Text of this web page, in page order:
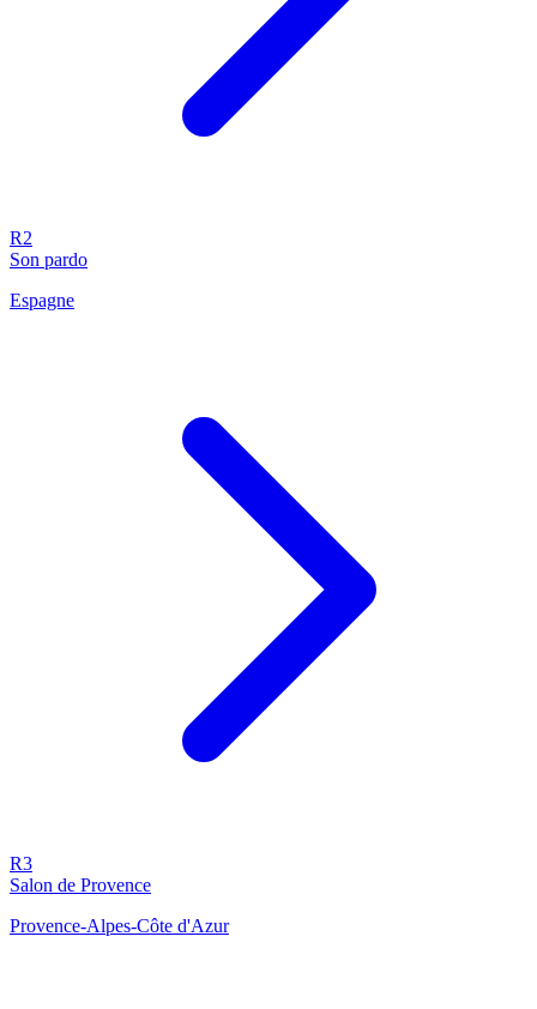
R2
Son pardo
Espagne
R3
Salon de Provence
Provence-Alpes-Côte d'Azur